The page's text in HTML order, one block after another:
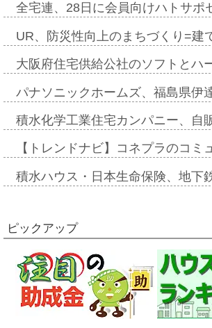
全宅連、28日に会員向けハトサ
UR、防災性向上のまちづくり=
大阪府住宅供給公社のソフトと
パナソニックホームズ、福島県
積水化学工業住宅カンパニー、
【トレンドナビ】コネプラのコ
積水ハウス・日本生命保険、地
ピックアップ